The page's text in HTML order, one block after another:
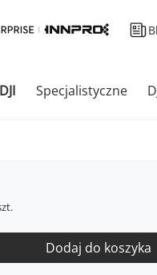
Specjalistyczne
Dodaj do koszyka